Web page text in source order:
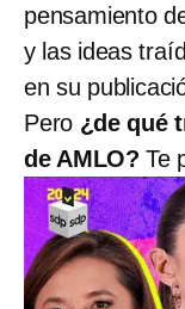
pensamiento
y las ideas
en su
Pero ¿de qué
de AMLO? Te